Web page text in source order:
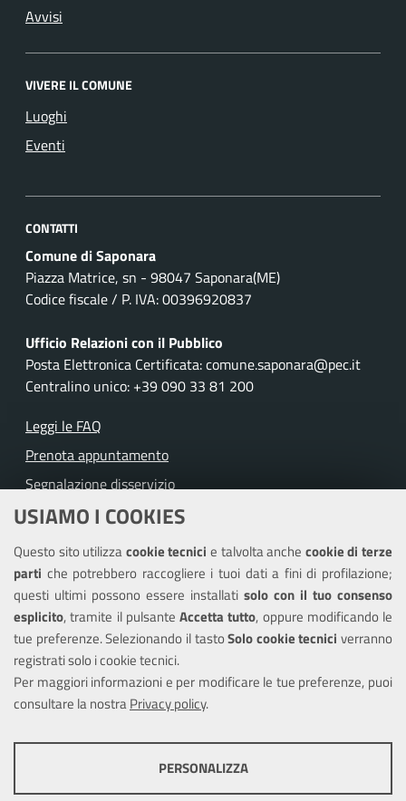
USIAMO I COOKIES
Questo sito utilizzacookie tecnicie talvolta anche cookie di terze
parti che potrebbero raccogliere i tuoi dati a fini di profilazione;
questi ultimi possono essere installati solo con il tuo consenso
esplicito, tramite il pulsante Accetta tutto, oppure modificando le
tue preferenze. Selezionando il tastoSolo cookie tecnici verranno
registrati solo i cookie tecnici.
Per maggiori informazioni e per modificare le tue preferenze, puoi
consultare la nostraPrivacy policy.
PERSONALIZZA
Avvisi
VIVERE IL COMUNE
Luoghi
Eventi
CONTATTI
Comune di Saponara
Piazza Matrice, sn - 98047 Saponara(ME)
Codice fiscale / P. IVA: 00396920837
Ufficio Relazioni con il Pubblico
Posta Elettronica Certificata: comune.saponara@pec.it
Centralino unico: +39 090 33 81 200
Leggi le FAQ
Prenota appuntamento
Segnalazione disservizio
Richiesta assistenza
Amministrazione trasparente
Informativa privacy
Note legali
Piano di miglioramento del sito
Dichiarazione di accessibilità